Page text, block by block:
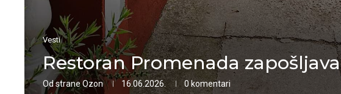
Vesti
Restoran Promenada zapošljava
Od straneOzon 16.06.2026. 0 komentari